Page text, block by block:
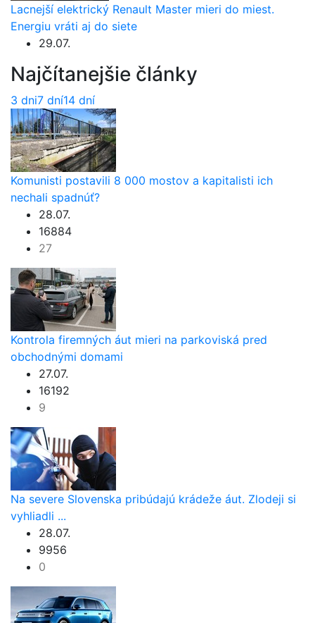
Lacnejší elektrický Renault Master mieri do miest.
Energiu vráti aj do siete
29.07.
Najčítanejšie články
3 dni7 dní14 dní
Komunisti postavili 8 000 mostov a kapitalisti ich
nechali spadnúť?
28.07.
16884
27
Kontrola firemných áut mieri na parkoviská pred
obchodnými domami
27.07.
16192
9
Na severe Slovenska pribúdajú krádeže áut. Zlodeji si
vyhliadli ...
28.07.
9956
0